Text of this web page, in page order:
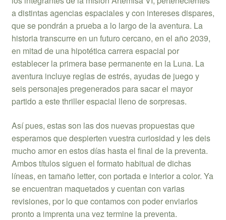
a distintas agencias espaciales y con intereses dispares,
que se pondrán a prueba a lo largo de la aventura. La
historia transcurre en un futuro cercano, en el año 2039,
en mitad de una hipotética carrera espacial por
establecer la primera base permanente en la Luna. La
aventura incluye reglas de estrés, ayudas de juego y
seis personajes pregenerados para sacar el mayor
partido a este thriller espacial lleno de sorpresas.
Así pues, estas son las dos nuevas propuestas que
esperamos que despierten vuestra curiosidad y les deis
mucho amor en estos días hasta el final de la preventa.
Ambos títulos siguen el formato habitual de dichas
líneas, en tamaño letter, con portada e interior a color. Ya
se encuentran maquetados y cuentan con varias
revisiones, por lo que contamos con poder enviarlos
pronto a imprenta una vez termine la preventa.